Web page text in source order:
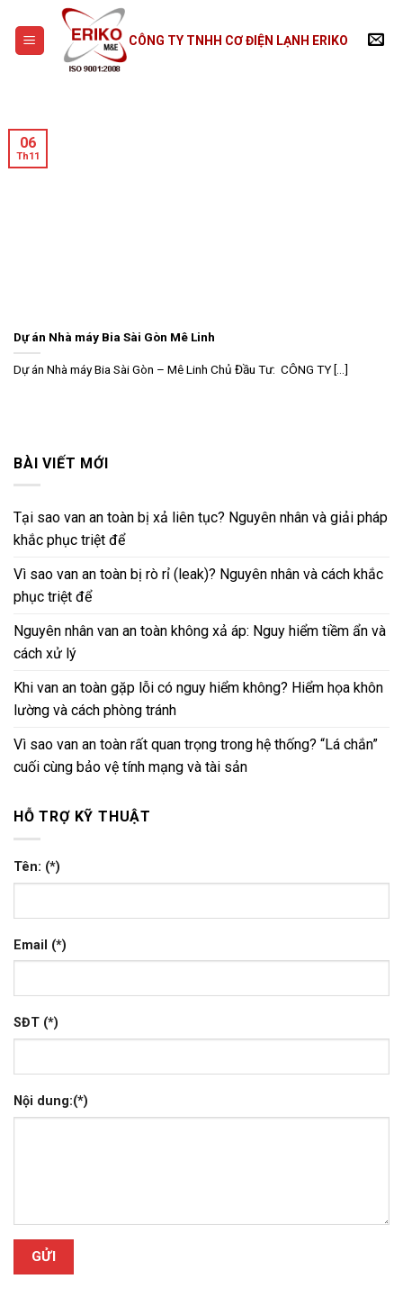
content
CÔNG TY TNHH CƠ ĐIỆN LẠNH ERIKO
Dự án Nhà máy Bia Sài Gòn Mê Linh
Dự án Nhà máy Bia Sài Gòn – Mê Linh Chủ Đầu Tư: CÔNG TY [...]
06
Th11
BÀI VIẾT MỚI
Tại sao van an toàn bị xả liên tục? Nguyên nhân và giải pháp
khắc phục triệt để
Vì sao van an toàn bị rò rỉ (leak)? Nguyên nhân và cách khắc
phục triệt để
Nguyên nhân van an toàn không xả áp: Nguy hiểm tiềm ẩn và
cách xử lý
Khi van an toàn gặp lỗi có nguy hiểm không? Hiểm họa khôn
lường và cách phòng tránh
Vì sao van an toàn rất quan trọng trong hệ thống? “Lá chắn”
cuối cùng bảo vệ tính mạng và tài sản
HỖ TRỢ KỸ THUẬT
Tên: (*)
Email (*)
SĐT (*)
Nội dung:(*)